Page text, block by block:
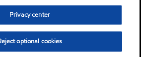
Privacy center
optional cookies